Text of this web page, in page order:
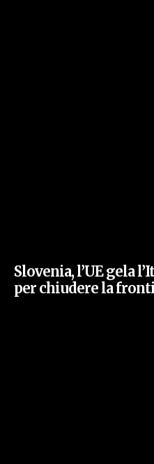
Slovenia, l’UE gela
per chiudere la